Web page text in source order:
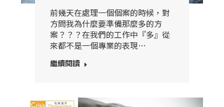
前幾天在處理一個個案的時候，對
方問我為什麼要準備那麼多的方
案？？？在我們的工作中『多』從
來都不是一個專業的表現…
繼續閱讀